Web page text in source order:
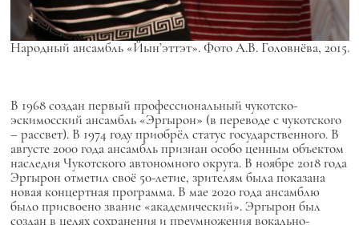
Народный ансамбль «Йын’эттэт». Фото А.В. Головнёва, 2015.
В 1968 создан первый профессиональный чукотско-
эскимосский ансамбль «Эргырон» (в переводе с чукотского
– рассвет). В 1974 году приобрёл статус государственного. В
августе 2000 года ансамбль признан особо ценным объектом
наследия Чукотского автономного округа. В ноябре 2018 года
Эргырон отметил своё 50-летие, зрителям была показана
новая концертная программа. В мае 2020 года ансамблю
было присвоено звание «академический». Эргырон был
создан в целях сохранения и преумножения вокально-